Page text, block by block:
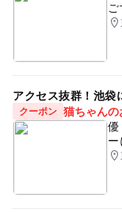
ご
アクセス抜群！池袋
クーポン 猫ちゃん
優
ー